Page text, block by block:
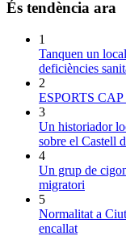
És tendència ara
1
Tanquen un
deficiències
2
ESPORTS
3
Un historiador
sobre el Castell
4
Un grup de
migratori
5
Normalitat a
encallat